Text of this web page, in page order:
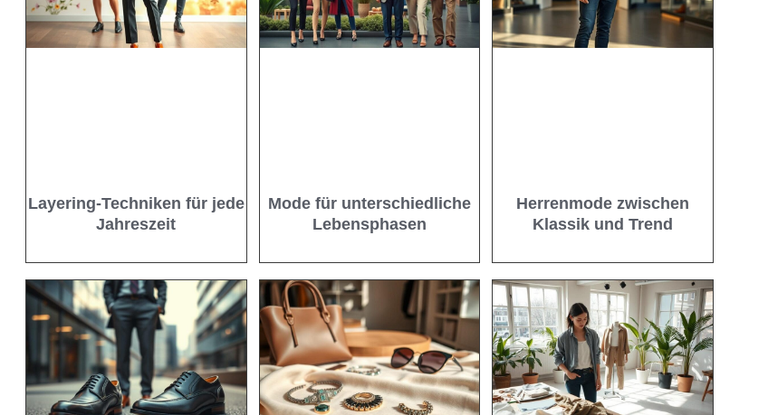
Layering-Techniken für jede
Jahreszeit
Mode für unterschiedliche
Lebensphasen
Herrenmode zwischen
Klassik und Trend